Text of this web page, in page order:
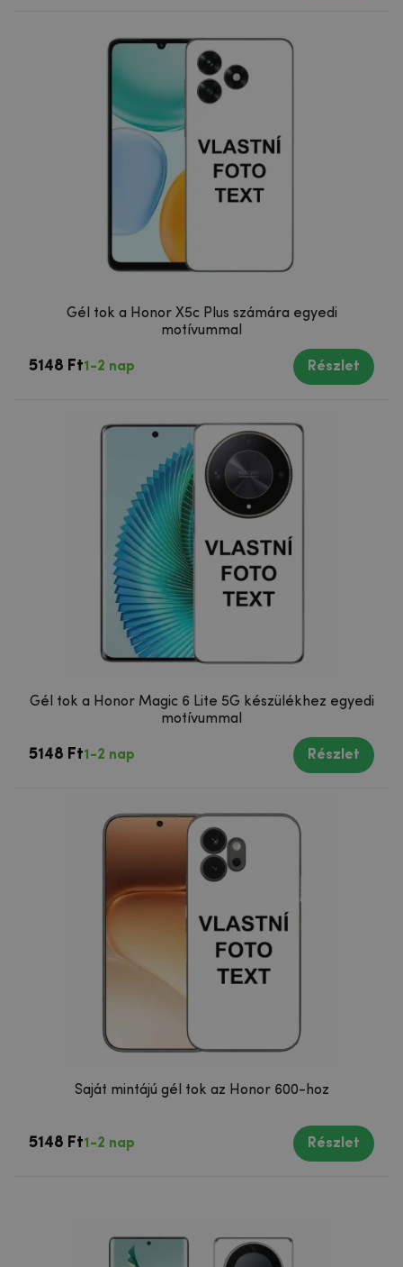
Gél tok a Honor X5c Plus számára egyedi
motívummal
5148 Ft1-2 nap Részlet
Gél tok a Honor Magic 6 Lite 5G készülékhez egyedi
motívummal
5148 Ft1-2 nap Részlet
Saját mintájú gél tok az Honor 600-hoz
5148 Ft1-2 nap Részlet